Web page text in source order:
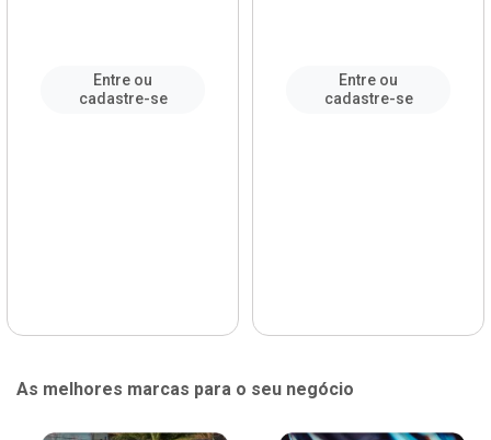
Entre ou
cadastre-se
Entre ou
cadastre-se
As melhores marcas para o seu negócio